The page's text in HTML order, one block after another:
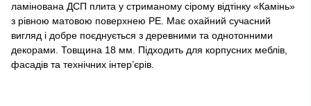
ламінована ДСП плита у стриманому сірому відтінку «Камінь»
з рівною матовою поверхнею PE. Має охайний сучасний
вигляд і добре поєднується з деревними та однотонними
декорами. Товщина 18 мм. Підходить для корпусних меблів,
фасадів та технічних інтер’єрів.